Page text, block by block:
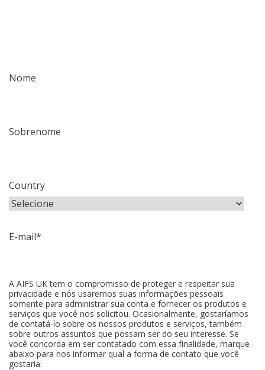
Nome
Sobrenome
Country
E-mail*
A AIFS UK tem o compromisso de proteger e respeitar sua
privacidade e nós usaremos suas informações pessoais
somente para administrar sua conta e fornecer os produtos e
serviços que você nos solicitou. Ocasionalmente, gostaríamos
de contatá-lo sobre os nossos produtos e serviços, também
sobre outros assuntos que possam ser do seu interesse. Se
você concorda em ser contatado com essa finalidade, marque
abaixo para nos informar qual a forma de contato que você
gostaria: